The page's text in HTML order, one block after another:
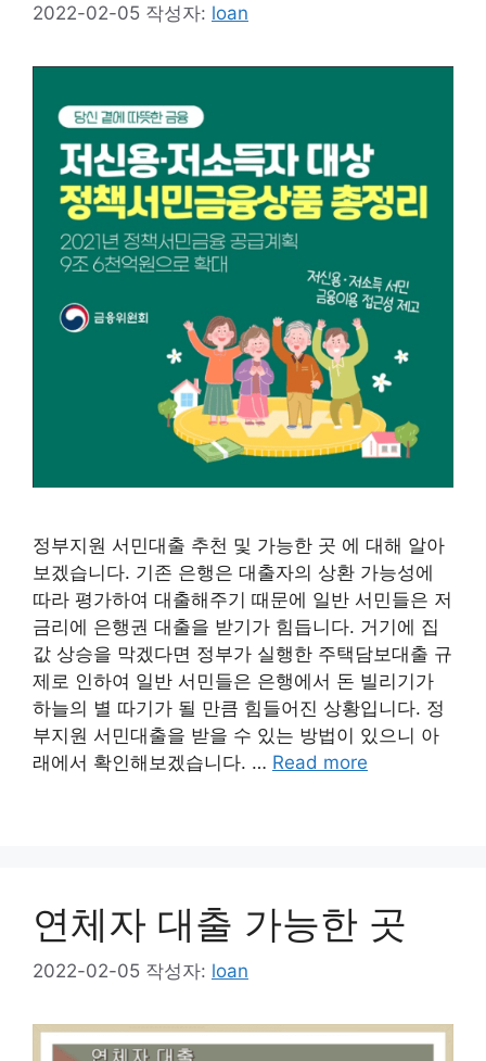
2022-02-05 작성자: loan
정부지원 서민대출 추천 및 가능한 곳 에 대해 알아
보겠습니다. 기존 은행은 대출자의 상환 가능성에
따라 평가하여 대출해주기 때문에 일반 서민들은 저
금리에 은행권 대출을 받기가 힘듭니다. 거기에 집
값 상승을 막겠다면 정부가 실행한 주택담보대출 규
제로 인하여 일반 서민들은 은행에서 돈 빌리기가
하늘의 별 따기가 될 만큼 힘들어진 상황입니다. 정
부지원 서민대출을 받을 수 있는 방법이 있으니 아
래에서 확인해보겠습니다. … Read more
연체자 대출 가능한 곳
2022-02-05 작성자: loan